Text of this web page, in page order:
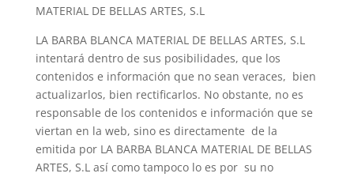
MATERIAL DE BELLAS ARTES, S.L
LA BARBA BLANCA MATERIAL DE BELLAS ARTES, S.L
intentará dentro de sus posibilidades, que los
contenidos e información que no sean veraces, bien
actualizarlos, bien rectificarlos. No obstante, no es
responsable de los contenidos e información que se
viertan en la web, sino es directamente de la
emitida por LA BARBA BLANCA MATERIAL DE BELLAS
ARTES, S.L así como tampoco lo es por su no